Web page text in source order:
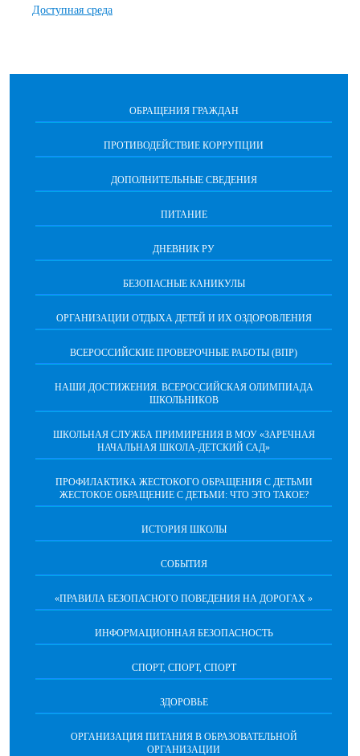
Доступная среда
ОБРАЩЕНИЯ ГРАЖДАН
ПРОТИВОДЕЙСТВИЕ КОРРУПЦИИ
ДОПОЛНИТЕЛЬНЫЕ СВЕДЕНИЯ
ПИТАНИЕ
ДНЕВНИК РУ
БЕЗОПАСНЫЕ КАНИКУЛЫ
ОРГАНИЗАЦИИ ОТДЫХА ДЕТЕЙ И ИХ ОЗДОРОВЛЕНИЯ
ВСЕРОССИЙСКИЕ ПРОВЕРОЧНЫЕ РАБОТЫ (ВПР)
НАШИ ДОСТИЖЕНИЯ. ВСЕРОССИЙСКАЯ ОЛИМПИАДА
ШКОЛЬНИКОВ
ШКОЛЬНАЯ СЛУЖБА ПРИМИРЕНИЯ В МОУ «ЗАРЕЧНАЯ
НАЧАЛЬНАЯ ШКОЛА-ДЕТСКИЙ САД»
ПРОФИЛАКТИКА ЖЕСТОКОГО ОБРАЩЕНИЯ С ДЕТЬМИ
ЖЕСТОКОЕ ОБРАЩЕНИЕ С ДЕТЬМИ: ЧТО ЭТО ТАКОЕ?
ИСТОРИЯ ШКОЛЫ
СОБЫТИЯ
«ПРАВИЛА БЕЗОПАСНОГО ПОВЕДЕНИЯ НА ДОРОГАХ »
ИНФОРМАЦИОННАЯ БЕЗОПАСНОСТЬ
СПОРТ, СПОРТ, СПОРТ
ЗДОРОВЬЕ
ОРГАНИЗАЦИЯ ПИТАНИЯ В ОБРАЗОВАТЕЛЬНОЙ
ОРГАНИЗАЦИИ